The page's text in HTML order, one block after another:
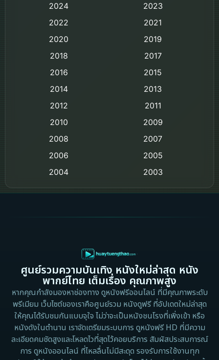
Detective สืบสวน
Disaster
Disney+
Documentary สารคดี
Documentary สารคดี
2024
2023
2022
2021
2020
2019
2018
2017
2016
2015
2014
2013
2012
2011
2010
2009
2008
2007
2006
2005
2004
2003
2002
2000
1983
1982
1971
1962
ศูนย์รวมความบันเทิง หนังใหม่ล่าสุด หนัง
พากย์ไทย เต็มเรื่อง คุณภาพสูง
หากคุณกำลังมองหาช่องทาง ดูหนังฟรีออนไลน์ ที่มีคุณภาพระดับ
พรีเมียม เว็บไซต์ของเราคือศูนย์รวม หนังดูฟรี ที่อัปเดตใหม่ล่าสุด
ให้คุณได้รับชมกันแบบจุใจ ไม่ว่าจะเป็นหนังชนโรงที่เพิ่งเข้า หรือ
หนังดังในตำนาน เราจัดเตรียมระบบการ ดูหนังฟรี HD ที่มีความ
ละเอียดคมชัดสูงและโหลดไวที่สุดไว้คอยบริการ สัมผัสประสบการณ์
การ ดูหนังออนไลน์ ที่ไหลลื่นไม่มีสะดุด รองรับการใช้งานทุก